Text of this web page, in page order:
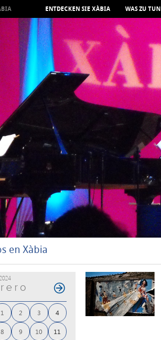
ENTDECKEN SIE XÀBIA WAS ZU TUN
en Xàbia
1 2 3 4
8 9 10 11